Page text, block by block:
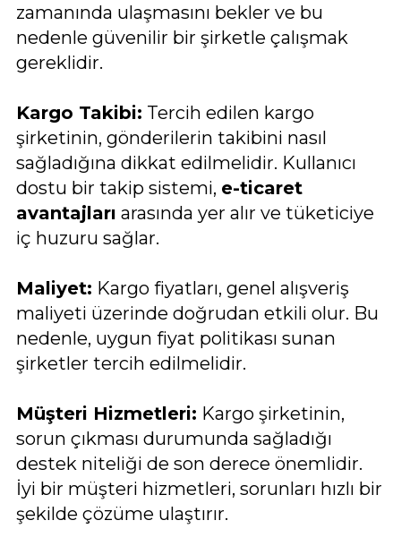
zamanında ulaşmasını bekler ve bu
nedenle güvenilir bir şirketle çalışmak
gereklidir.
Kargo Takibi: Tercih edilen kargo
şirketinin, gönderilerin takibini nasıl
sağladığına dikkat edilmelidir. Kullanıcı
dostu bir takip sistemi, e-ticaret
avantajları arasında yer alır ve tüketiciye
iç huzuru sağlar.
Maliyet: Kargo fiyatları, genel alışveriş
maliyeti üzerinde doğrudan etkili olur. Bu
nedenle, uygun fiyat politikası sunan
şirketler tercih edilmelidir.
Müşteri Hizmetleri: Kargo şirketinin,
sorun çıkması durumunda sağladığı
destek niteliği de son derece önemlidir.
İyi bir müşteri hizmetleri, sorunları hızlı bir
şekilde çözüme ulaştırır.